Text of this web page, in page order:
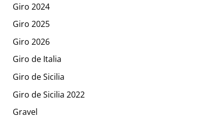
Giro 2024
Giro 2025
Giro 2026
Giro de Italia
Giro de Sicilia
Giro de Sicilia 2022
Gravel